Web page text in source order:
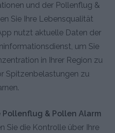
und der Pollenflug &
Sie Ihre Lebensqualität
nutzt aktuelle Daten der
um Sie
in Ihrer Region zu
Spitzenbelastungen zu
Pollenflug & Pollen Alarm
Sie die Kontrolle über Ihre